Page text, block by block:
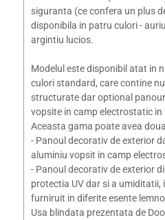
siguranta (ce confera un plus
disponibila in patru culori -
argintiu lucios.
Modelul este disponibil atat in
culori standard, care contine
structurate dar optional
vopsite in camp electrostatic in
Aceasta gama poate avea
- Panoul decorativ de exterior
aluminiu vopsit in camp
- Panoul decorativ de exterior
protectia UV dar si a umiditatii,
furniruit in diferite esente
Usa blindata prezentata de